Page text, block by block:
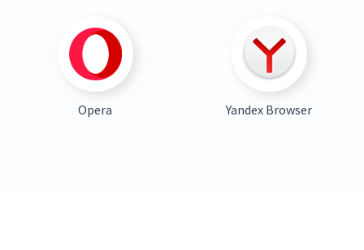
Opera Yandex Browser